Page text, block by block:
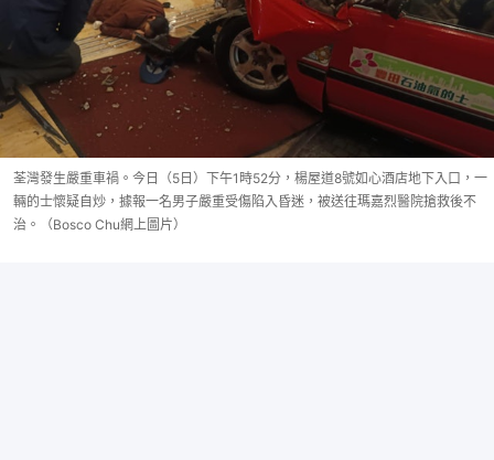
荃灣發生嚴重車禍。今日（5日）下午1時52分，楊屋道8號如心酒店地下入口，一
輛的士懷疑自炒，據報一名男子嚴重受傷陷入昏迷，被送往瑪嘉烈醫院搶救後不
治。（Bosco Chu網上圖片）